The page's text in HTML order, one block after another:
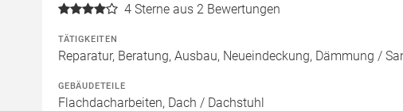
4 Sterne aus 2 Bewertungen
TÄTIGKEITEN
Reparatur, Beratung, Ausbau, Neueindeckung, Dämmung /
GEBÄUDETEILE
Flachdacharbeiten, Dach / Dachstuhl